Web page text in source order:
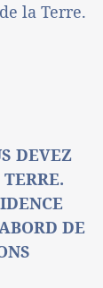
la Terre.
DEVEZ
DE